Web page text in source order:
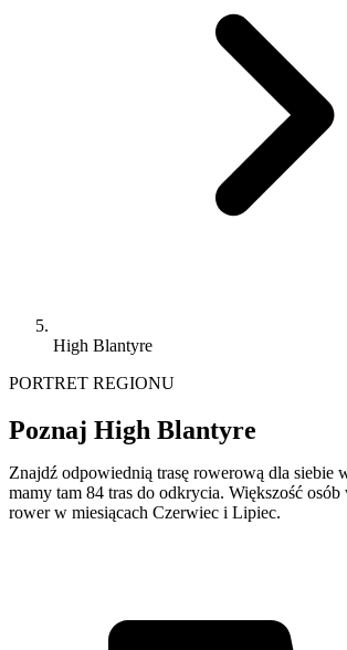
High Blantyre
PORTRET REGIONU
Poznaj High Blantyre
Znajdź odpowiednią trasę rowerową dla siebie
mamy tam 84 tras do odkrycia. Większość osób
rower w miesiącach Czerwiec i Lipiec.